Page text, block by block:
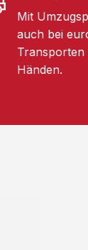
Mit
auch bei
Transporten
Händen.